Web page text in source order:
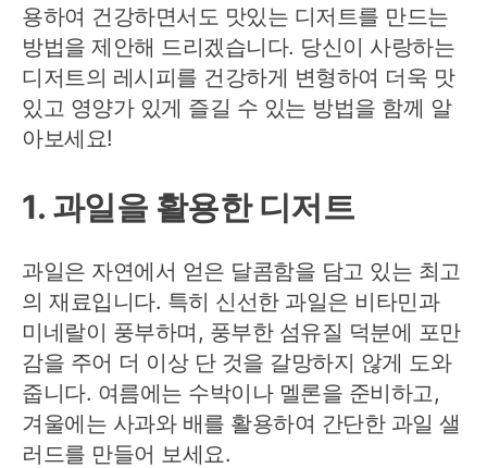
용하여 건강하면서도 맛있는 디저트를 만드는
방법을 제안해 드리겠습니다. 당신이 사랑하는
디저트의 레시피를 건강하게 변형하여 더욱 맛
있고 영양가 있게 즐길 수 있는 방법을 함께 알
아보세요!
1. 과일을 활용한 디저트
과일은 자연에서 얻은 달콤함을 담고 있는 최고
의 재료입니다. 특히 신선한 과일은 비타민과
미네랄이 풍부하며, 풍부한 섬유질 덕분에 포만
감을 주어 더 이상 단 것을 갈망하지 않게 도와
줍니다. 여름에는 수박이나 멜론을 준비하고,
겨울에는 사과와 배를 활용하여 간단한 과일 샐
러드를 만들어 보세요.